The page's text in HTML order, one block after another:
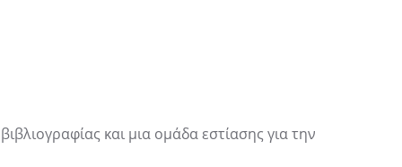
και μια ομάδα εστίασης για την